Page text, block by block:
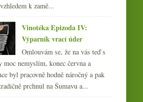
k zamě...
Vinotéka Epizoda IV:
Výparník vrací úder
Omlouvám se, že na vás teď s
moc nemyslím, konec června a
byl pracovně hodně náročný a pak
prchnul na Šumavu a...